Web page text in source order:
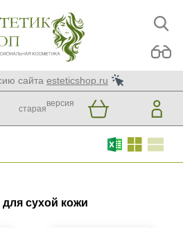
сайта esteticshop.ru
старая
версия
сухой кожи